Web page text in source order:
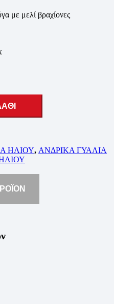
με μελί βραχίονες
ΗΛΙΟΥ, ΑΝΔΡΙΚΑ ΓΥΑΛΙΑ